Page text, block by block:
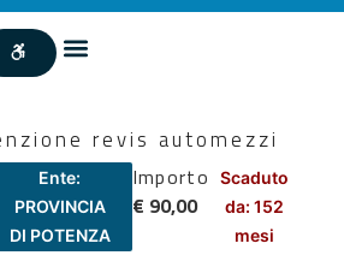
revis automezzi
Ente:
PROVINCIA
DI POTENZA
Importo
€ 90,00
Scaduto
da: 152
mesi